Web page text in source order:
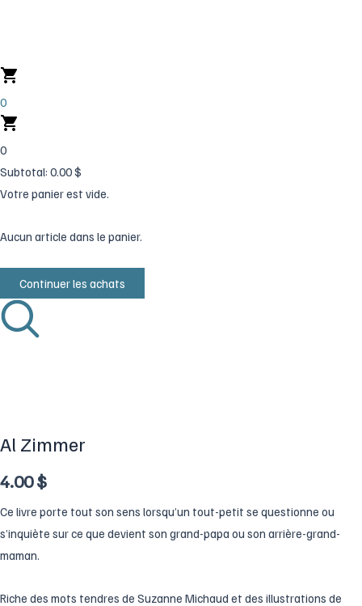
0
0
Subtotal: 0.00$
Votre panier est vide.
Aucun article dans le panier.
Continuer les achats
Al Zimmer
4.00$
Ce livre porte tout son sens lorsqu’un tout-petit se questionne ou
s’inquiète sur ce que devient son grand-papa ou son arrière-grand-
maman.
Riche des mots tendres de Suzanne Michaud et des illustrations de